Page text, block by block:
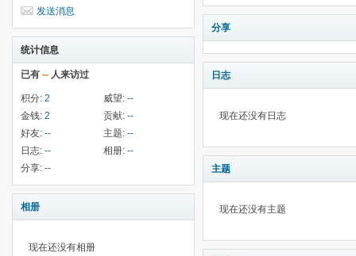
发送消息
统计信息
已有 -- 人来访过
积分: 2 威望: --
金钱: 2 贡献: --
好友: -- 主题: --
日志: -- 相册: --
分享: --
相册
现在还没有相册
分享
日志
现在还没有日志
主题
现在还没有主题